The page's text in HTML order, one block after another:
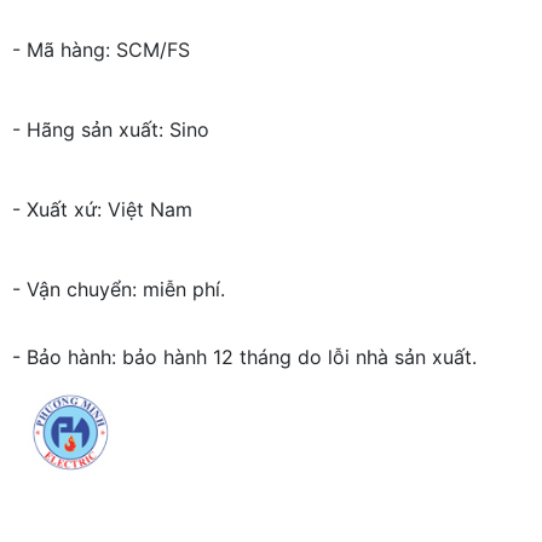
- Mã hàng: SCM/FS
- Hãng sản xuất: Sino
- Xuất xứ: Việt Nam
- Vận chuyển: miễn phí.
- Bảo hành: bảo hành 12 tháng do lỗi nhà sản xuất.